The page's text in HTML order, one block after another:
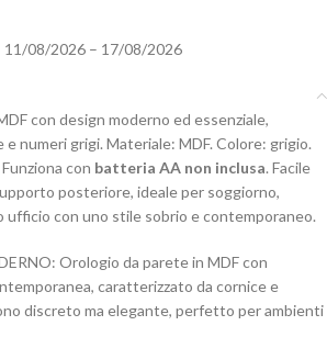
11/08/2026 – 17/08/2026
con design moderno ed essenziale,
numeri grigi. Materiale: MDF. Colore: grigio.
con batteria AA non inclusa. Facile
posteriore, ideale per soggiorno,
ufficio con uno stile sobrio e contemporaneo.
Orologio da parete in MDF con
caratterizzato da cornice e
discreto ma elegante, perfetto per ambienti